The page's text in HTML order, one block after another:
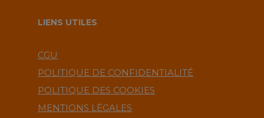
LIENS UTILES
CGU
POLITIQUE DE CONFIDENTIALITÉ
POLITIQUE DES COOKIES
MENTIONS LÉGALES